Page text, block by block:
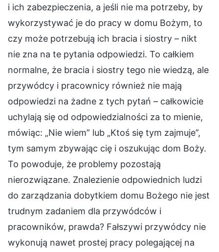
i ich zabezpieczenia, a jeśli nie ma potrzeby, by
wykorzystywać je do pracy w domu Bożym, to
czy może potrzebują ich bracia i siostry – nikt
nie zna na te pytania odpowiedzi. To całkiem
normalne, że bracia i siostry tego nie wiedzą, ale
przywódcy i pracownicy również nie mają
odpowiedzi na żadne z tych pytań – całkowicie
uchylają się od odpowiedzialności za to mienie,
mówiąc: „Nie wiem” lub „Ktoś się tym zajmuje”,
tym samym zbywając cię i oszukując dom Boży.
To powoduje, że problemy pozostają
nierozwiązane. Znalezienie odpowiednich ludzi
do zarządzania dobytkiem domu Bożego nie jest
trudnym zadaniem dla przywódców i
pracowników, prawda? Fałszywi przywódcy nie
wykonują nawet prostej pracy polegającej na